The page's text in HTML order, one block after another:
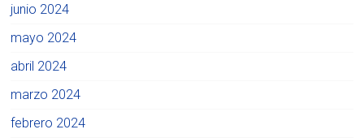
junio 2024
mayo 2024
abril 2024
marzo 2024
febrero 2024